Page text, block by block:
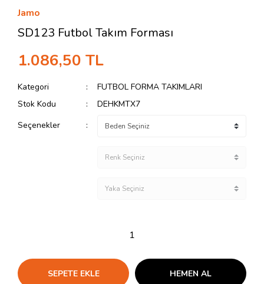
Jamo
SD123 Futbol Takım Forması
1.086,50 TL
Kategori
FUTBOL FORMA TAKIMLARI
Stok Kodu
DEHKMTX7
Seçenekler
SEPETE EKLE HEMEN AL